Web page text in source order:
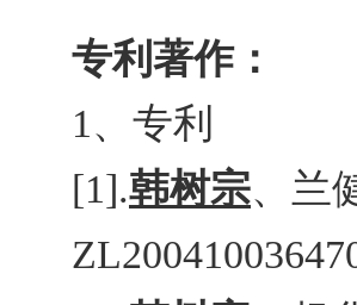
专利 著作：
1、专利
[1].韩树宗、兰